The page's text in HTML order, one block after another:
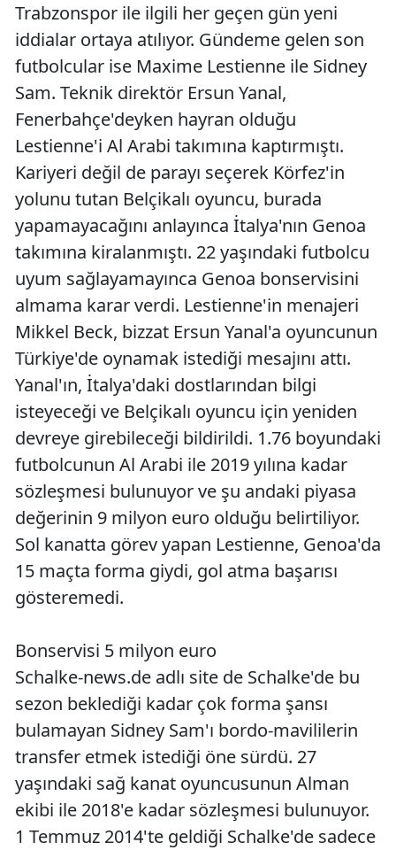
Trabzonspor ile ilgili her geçen gün yeni
iddialar ortaya atılıyor. Gündeme gelen son
futbolcular ise Maxime Lestienne ile Sidney
Sam. Teknik direktör Ersun Yanal,
Fenerbahçe'deyken hayran olduğu
Lestienne'i Al Arabi takımına kaptırmıştı.
Kariyeri değil de parayı seçerek Körfez'in
yolunu tutan Belçikalı oyuncu, burada
yapamayacağını anlayınca İtalya'nın Genoa
takımına kiralanmıştı. 22 yaşındaki futbolcu
uyum sağlayamayınca Genoa bonservisini
almama karar verdi. Lestienne'in menajeri
Mikkel Beck, bizzat Ersun Yanal'a oyuncunun
Türkiye'de oynamak istediği mesajını attı.
Yanal'ın, İtalya'daki dostlarından bilgi
isteyeceği ve Belçikalı oyuncu için yeniden
devreye girebileceği bildirildi. 1.76 boyundaki
futbolcunun Al Arabi ile 2019 yılına kadar
sözleşmesi bulunuyor ve şu andaki piyasa
değerinin 9 milyon euro olduğu belirtiliyor.
Sol kanatta görev yapan Lestienne, Genoa'da
15 maçta forma giydi, gol atma başarısı
gösteremedi.
Bonservisi 5 milyon euro
Schalke-news.de adlı site de Schalke'de bu
sezon beklediği kadar çok forma şansı
bulamayan Sidney Sam'ı bordo-mavililerin
transfer etmek istediği öne sürdü. 27
yaşındaki sağ kanat oyuncusunun Alman
ekibi ile 2018'e kadar sözleşmesi bulunuyor.
1 Temmuz 2014'te geldiği Schalke'de sadece